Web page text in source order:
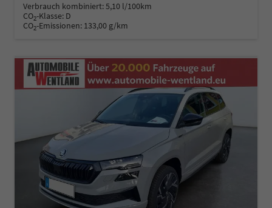
Verbrauch kombiniert:5,10 l/100km
CO2-Klasse: D
CO2-Emissionen: 133,00 g/km